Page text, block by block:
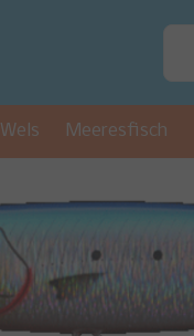
Wels Meeresfisch